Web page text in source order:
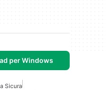
per Windows
Sicura